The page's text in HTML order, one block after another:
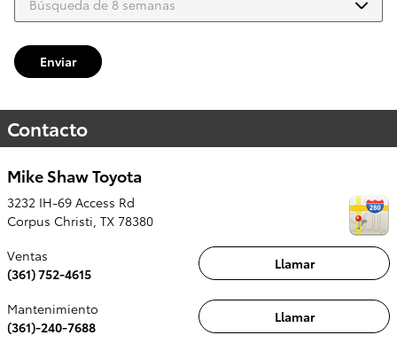
Enviar
Contacto
Mike Shaw Toyota
3232 IH-69 Access Rd
Corpus Christi, TX 78380
Llamar
Ventas
(361) 752-4615
Llamar
Mantenimiento
(361)-240-7688